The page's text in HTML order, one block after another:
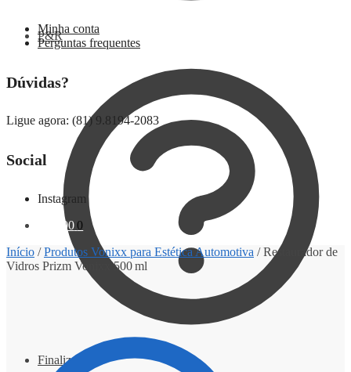
P&R
Finalizar
Minha conta
Perguntas frequentes
Dúvidas?
Ligue agora: (81) 9.8194-2083
Social
Instagram
0,00 0
Início /Produtos Vonixx para Estética Automotiva /Restaurador de
Vidros Prizm Vonixx 500 ml